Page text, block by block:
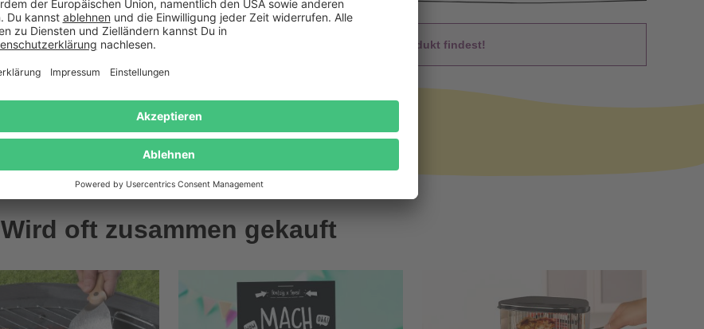
Keine Bewertungen gefunden. Lass uns wissen, wie Du das Produkt findest!
Wird oft zusammen gekauft